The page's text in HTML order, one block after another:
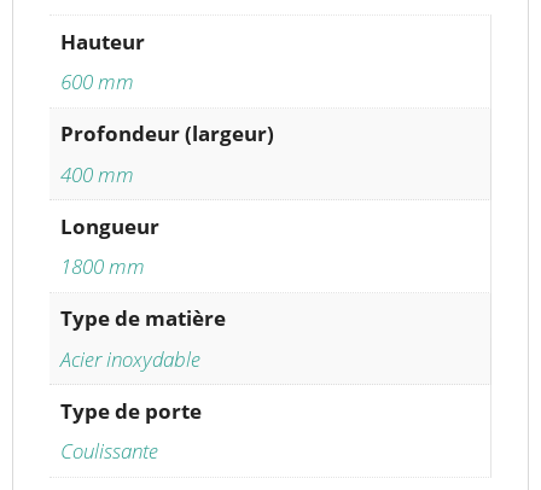
Hauteur
600 mm
Profondeur (largeur)
400 mm
Longueur
1800 mm
Type de matière
Acier inoxydable
Type de porte
Coulissante